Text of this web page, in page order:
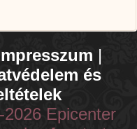
|
és
Epicenter